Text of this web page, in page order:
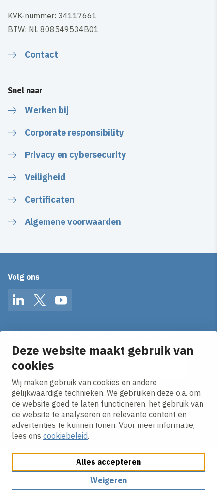
Deze website maakt gebruik van
cookies
Wij maken gebruik van cookies en andere
gelijkwaardige technieken. We gebruiken deze o.a. om
de website goed te laten functioneren, het gebruik van
de website te analyseren en relevante content en
advertenties te kunnen tonen. Voor meer informatie,
lees ons cookiebeleid.
Alles accepteren
Weigeren
KVK-nummer: 34117661
BTW: NL 808549534B01
Contact
Snel naar
Werken bij
Corporate responsibility
Privacy en cybersecurity
Veiligheid
Certificaten
Algemene voorwaarden
Volg ons
LinkedInTwitterYouTube
Ontvang onze nieuws alerts in je mailbox!
E-mailadres
Ik ga akkoord met hetprivacy statement.
Cookies aanpassenCookie beleidPrivacy policy